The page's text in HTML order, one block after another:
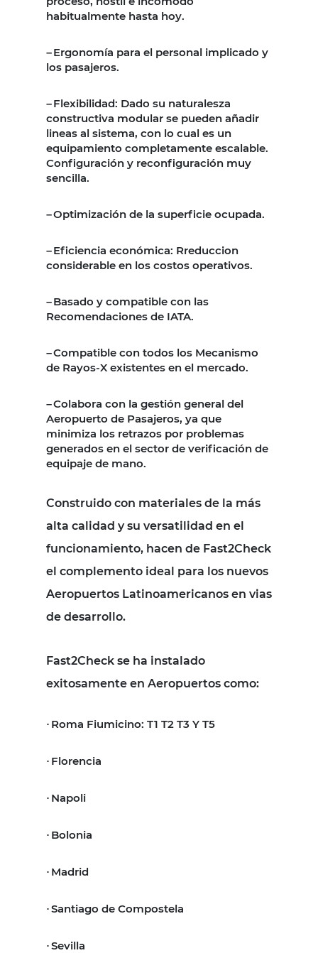
habitualmente hasta hoy.
–Ergonomía para el personal implicado y
los pasajeros.
–Flexibilidad: Dado su naturalesza
constructiva modular se pueden añadir
lineas al sistema, con lo cual es un
equipamiento completamente escalable.
Configuración y reconfiguración muy
sencilla.
–Optimización de la superficie ocupada.
–Eficiencia económica: Rreduccion
considerable en los costos operativos.
–Basado y compatible con las
Recomendaciones de IATA.
–Compatible con todos los Mecanismo
de Rayos-X existentes en el mercado.
–Colabora con la gestión general del
Aeropuerto de Pasajeros, ya que
minimiza los retrazos por problemas
generados en el sector de verificación de
equipaje de mano.
Construido con materiales de la más
alta calidad y su versatilidad en el
funcionamiento, hacen de Fast2Check
el complemento ideal para los nuevos
Aeropuertos Latinoamericanos en vias
de desarrollo.
Fast2Check se ha instalado
exitosamente en Aeropuertos como:
· Roma Fiumicino: T1 T2 T3 Y T5
· Florencia
· Napoli
· Bolonia
· Madrid
·Santiago de Compostela
·Sevilla